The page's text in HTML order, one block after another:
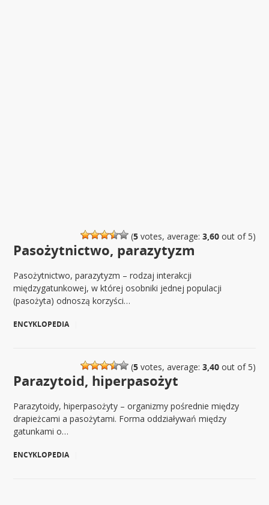
(5votes, average: 3,60out of 5)
Pasożytnictwo, parazytyzm
Pasożytnictwo, parazytyzm – rodzaj interakcji
międzygatunkowej, w której osobniki jednej populacji
(pasożyta) odnoszą korzyści…
ENCYKLOPEDIA
(5votes, average: 3,40out of 5)
Parazytoid, hiperpasożyt
Parazytoidy, hiperpasożyty – organizmy pośrednie między
drapieżcami a pasożytami. Forma oddziaływań między
gatunkami o…
ENCYKLOPEDIA